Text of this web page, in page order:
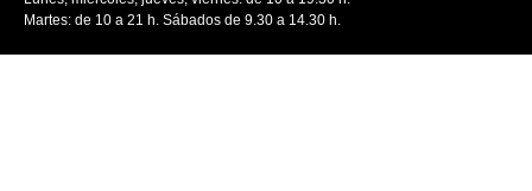
Martes: de 10 a 21 h. Sábados de 9.30 a 14.30 h.